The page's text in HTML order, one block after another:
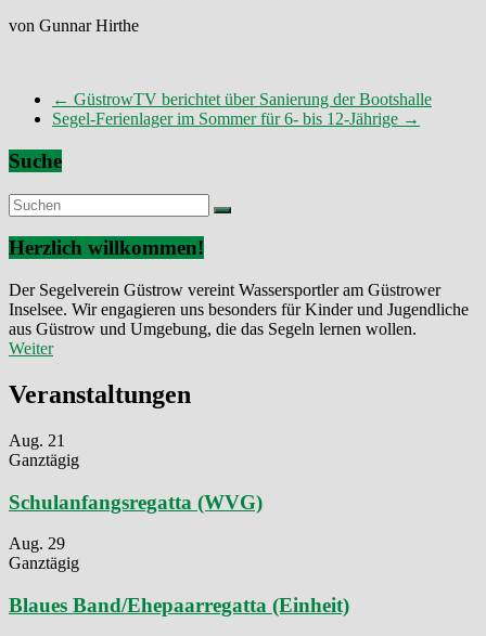
von Gunnar Hirthe
← GüstrowTV berichtet über Sanierung der Bootshalle
Segel-Ferienlager im Sommer für 6- bis 12-Jährige →
Suche
Herzlich willkommen!
Der Segelverein Güstrow vereint Wassersportler am Güstrower
Inselsee. Wir engagieren uns besonders für Kinder und Jugendliche
aus Güstrow und Umgebung, die das Segeln lernen wollen.
Weiter
Veranstaltungen
Aug. 21
Ganztägig
Schulanfangsregatta (WVG)
Aug. 29
Ganztägig
Blaues Band/Ehepaarregatta (Einheit)